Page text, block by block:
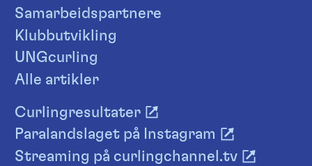
Samarbeidspartnere
Klubbutvikling
UNGcurling
Alle artikler
Curlingresultater
Paralandslaget på Instagram
Streaming på curlingchannel.tv